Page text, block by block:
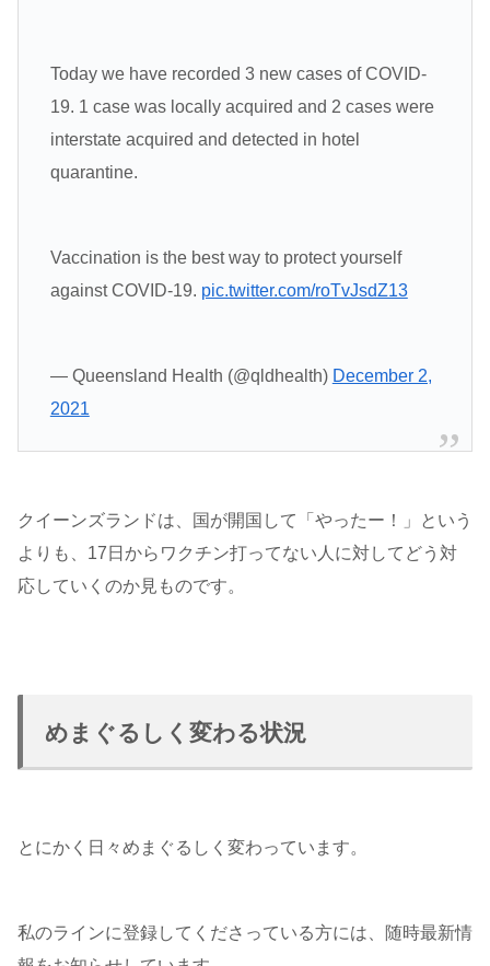
Today we have recorded 3 new cases of COVID-
19. 1 case was locally acquired and 2 cases were
interstate acquired and detected in hotel
quarantine.
Vaccination is the best way to protect yourself
against COVID-19. pic.twitter.com/roTvJsdZ13
— Queensland Health (@qldhealth) December 2,
2021
クイーンズランドは、国が開国して「やったー！」という
よりも、17日からワクチン打ってない人に対してどう対
応していくのか見ものです。
めまぐるしく変わる状況
とにかく日々めまぐるしく変わっています。
私のラインに登録してくださっている方には、随時最新情